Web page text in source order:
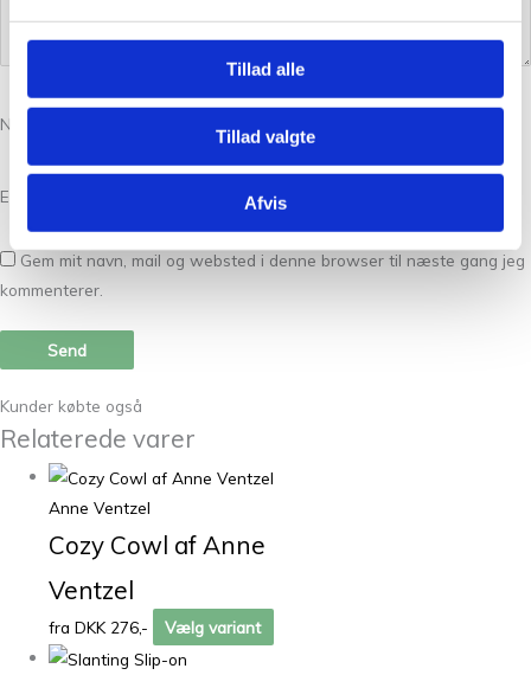
Tillad alle
Tillad valgte
Afvis
Navn
E-mail
Gem mit navn, mail og websted i denne browser til næste gang jeg
kommenterer.
Kunder købte også
Relaterede varer
Anne Ventzel
Cozy Cowl af Anne
Ventzel
fra DKK 276,- Vælg variant